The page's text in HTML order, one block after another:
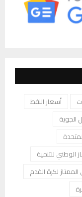
أسعار النفط
الجوية
الوطني للتنمية
الممتاز لكرة القدم